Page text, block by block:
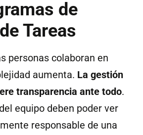
de
Tareas
personas colaboran en
aumenta. La gestión
transparencia ante todo.
equipo deben poder ver
responsable de una